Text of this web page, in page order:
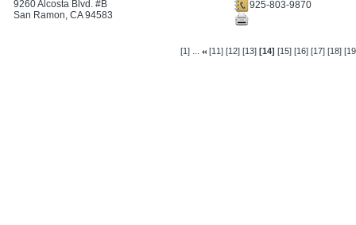
9260 Alcosta Blvd. #B
San Ramon, CA 94583
925-803-9870
[1] ... [11] [12] [13] [14] [15] [16] [17] [18]